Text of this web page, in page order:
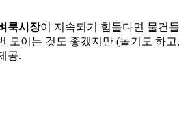
룩시장이 지속되기 힘들다면 물건들
모이는 것도 좋겠지만 (놀기도 하고,
공.